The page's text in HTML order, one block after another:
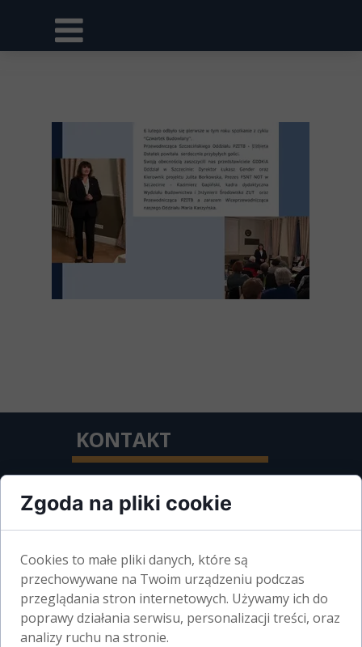
KONTAKT
PZITB O/SZCZECIN
70-483 SZCZECIN
BIURO CZYNNE:
Zgoda na pliki cookie
Cookies to małe pliki danych, które są
przechowywane na Twoim urządzeniu podczas
przeglądania stron internetowych. Używamy ich do
poprawy działania serwisu, personalizacji treści, oraz
analizy ruchu na stronie.